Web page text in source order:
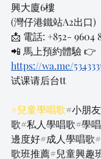
興大廈6樓
(灣仔港鐵站A2出口)
📩 電話: +852- 9604
📲 馬上預約體驗 👉
https://wa.me/
试课请后台tt
#兒童學唱歌#小朋
歌#私人學唱歌#學
邊度好#成人學唱歌
歌班推薦#兒童興趣